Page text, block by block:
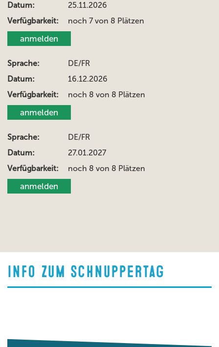
25.11.2026
noch 7 von 8 Plätzen
anmelden
DE/FR
16.12.2026
noch 8 von 8 Plätzen
anmelden
DE/FR
27.01.2027
noch 8 von 8 Plätzen
anmelden
Info zum schnuppertag